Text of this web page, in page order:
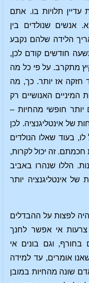
תלויות בו. אתם
אנשים שנולדים בין
הלידה שלהם נקבע
חודשים קודם לכן,
מתקרב. על פי כל מה
אז יותר. כך, מה
האנושיים רק
חופשי מהחיות –
של אינטליגנציה. לכן
בעוד שאלו הנולדים
חכמתם. זה יכול לקרות,
הללו שנהרו באביב
של אינטליגנציה יותר
לפצות על ההבדלים
אי אפשר לחנך
בחורף, וגם בונים אי
אומרים, עד למידה
שונה מהחיות במובן